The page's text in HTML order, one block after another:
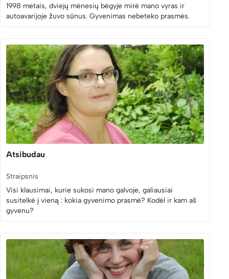
1998 metais, dviejų mėnesių bėgyje mirė mano vyras ir
autoavarijoje žuvo sūnus. Gyvenimas nebeteko prasmės.
Atsibudau
Straipsnis
Visi klausimai, kurie sukosi mano galvoje, galiausiai
susitelkė į vieną : kokia gyvenimo prasmė? Kodėl ir kam aš
gyvenu?